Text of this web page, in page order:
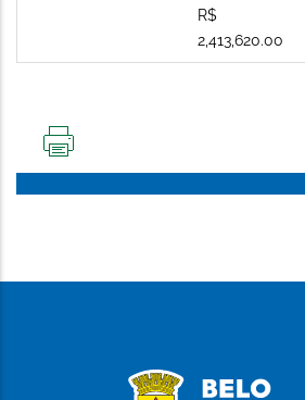
R$
2,413,620.00
PÁGINA